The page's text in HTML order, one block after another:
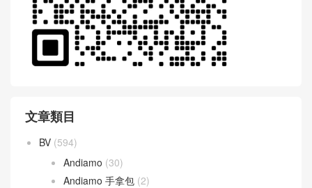
文章類目
BV (594)
Andiamo (30)
Andiamo 手拿包 (2)